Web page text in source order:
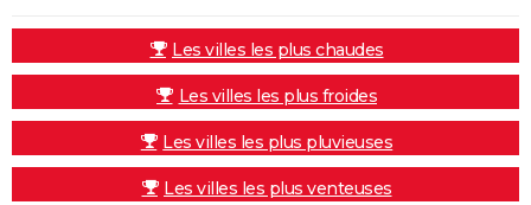
Les villes les plus chaudes
Les villes les plus froides
Les villes les plus pluvieuses
Les villes les plus venteuses